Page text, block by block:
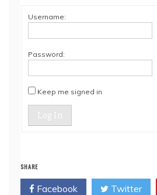
Username:
Password:
Keep me signed in
Log In
SHARE
Facebook Twitter